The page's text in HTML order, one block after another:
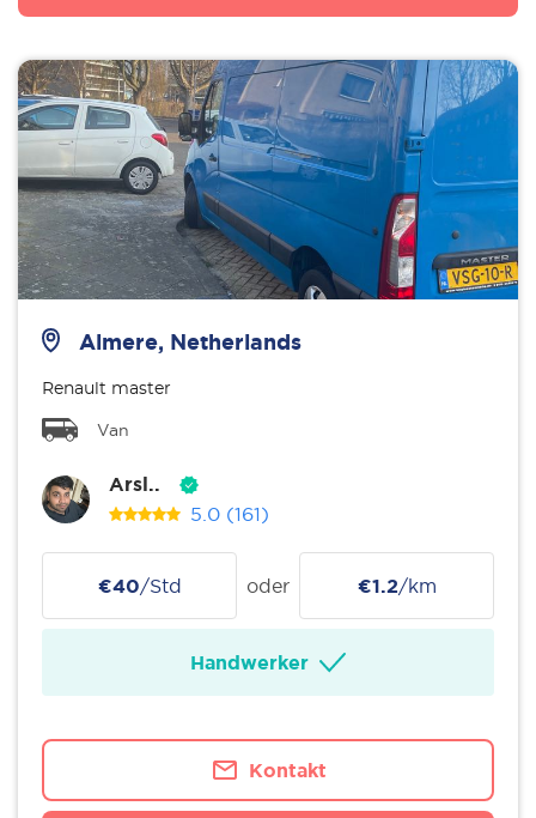
Almere, Netherlands
Renault master
Van
Arsl..
5.0 (161)
€40/Std oder €1.2/km
Handwerker
Kontakt